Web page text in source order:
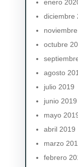
enero
diciembre
octubre
agosto
julio 2019
junio 2019
mayo
abril 2019
marzo
febrero